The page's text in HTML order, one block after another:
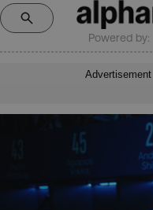
Powered by:
Advertisement